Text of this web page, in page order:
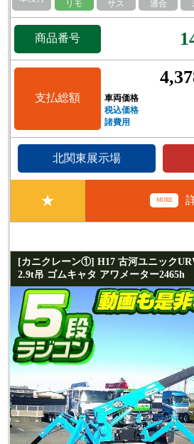
リモ
サス
適合
商品番号
支払総額 車両価格
税込価格
諸費用
北関東展示場
★ MORE
[カニクレーン①] H17 古河ユニック
2.9t吊 ゴムキャタ アワメーター2465h